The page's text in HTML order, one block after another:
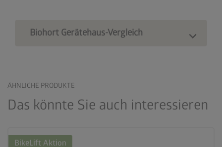
Biohort Gerätehaus-Vergleich
ÄHNLICHE PRODUKTE
Das könnte Sie auch interessieren
BikeLift Aktion